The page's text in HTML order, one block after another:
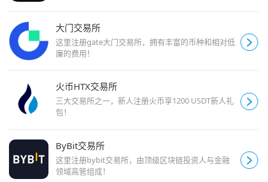
大门交易所
这里注册gate大门交易所，拥有丰富的币种和相对低
廉的费用！
火币HTX交易所
三大交易所之一，新人注册火币享1200 USDT新人礼
包！
ByBit交易所
这里注册bybit交易所，由顶级区块链投资人与金融
领域高管组成！